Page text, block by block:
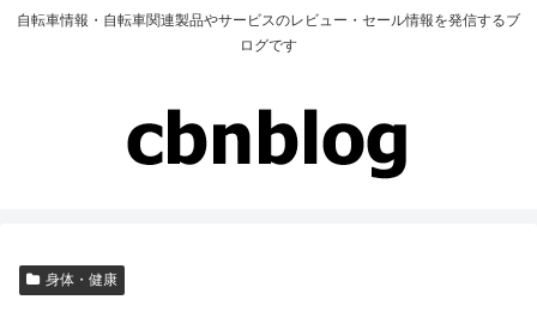
自転車情報・自転車関連製品やサービスのレビュー・セール情報を発信するブ
ログです
身体・健康